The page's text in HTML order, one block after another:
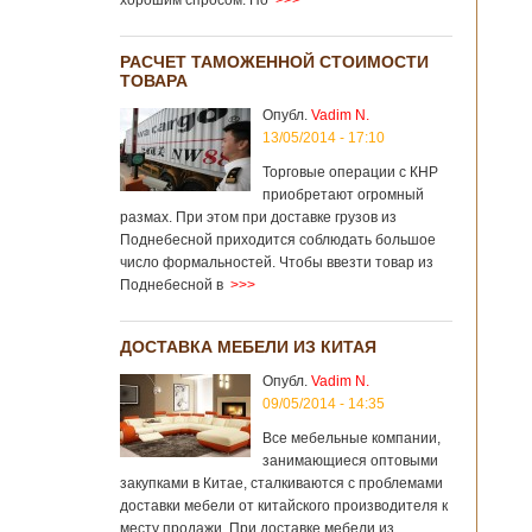
РАСЧЕТ ТАМОЖЕННОЙ СТОИМОСТИ
ТОВАРА
Опубл. Vadim N.
13/05/2014 - 17:10
Торговые операции с КНР
приобретают огромный
размах. При этом при доставке грузов из
Поднебесной приходится соблюдать большое
число формальностей. Чтобы ввезти товар из
Поднебесной в >>>
ДОСТАВКА МЕБЕЛИ ИЗ КИТАЯ
Опубл. Vadim N.
09/05/2014 - 14:35
Все мебельные компании,
занимающиеся оптовыми
закупками в Китае, сталкиваются с проблемами
доставки мебели от китайского производителя к
месту продажи. При доставке мебели из